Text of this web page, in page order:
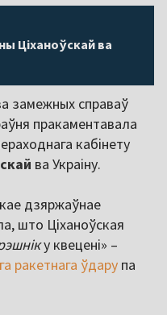
Ціханоўскай ва
замежных справаў
пракаментавала
кабінету
ва Украіну.
дзяржаўнае
што Ціханоўская
у квецені» –
ракетнага ўдару па